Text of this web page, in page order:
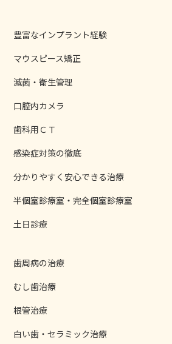
豊富なインプラント経験
マウスピース矯正
滅菌・衛生管理
口腔内カメラ
歯科用ＣＴ
感染症対策の徹底
分かりやすく安心できる治療
半個室診療室・完全個室診療室
土日診療
歯周病の治療
むし歯治療
根管治療
白い歯・セラミック治療